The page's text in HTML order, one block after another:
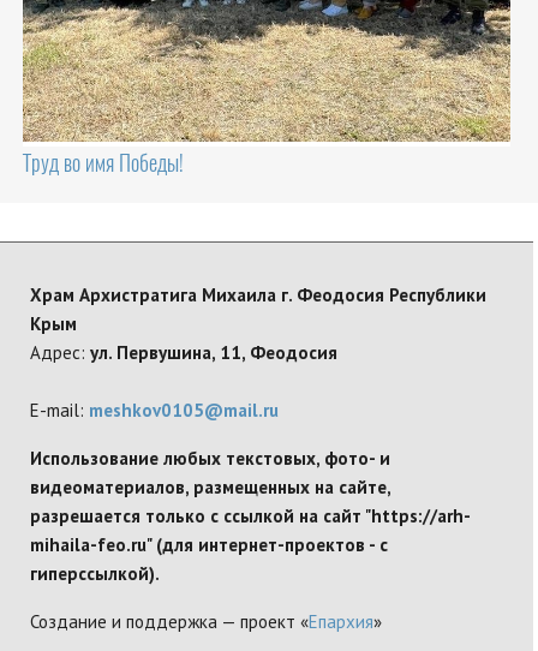
Труд во имя Победы!
Храм Архистратига Михаила г. Феодосия Республики
Крым
Адрес: ул. Первушина, 11, Феодосия
E-mail: meshkov0105@mail.ru
Использование любых текстовых, фото- и
видеоматериалов, размещенных на сайте,
разрешается только с ссылкой на сайт "https://arh-
mihaila-feo.ru" (для интернет-проектов - с
гиперссылкой).
Создание и поддержка — проект «Епархия»